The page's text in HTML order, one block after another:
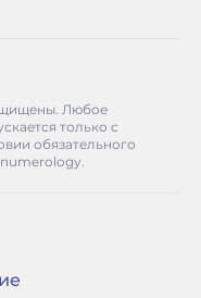
Любое
только с
обязательного